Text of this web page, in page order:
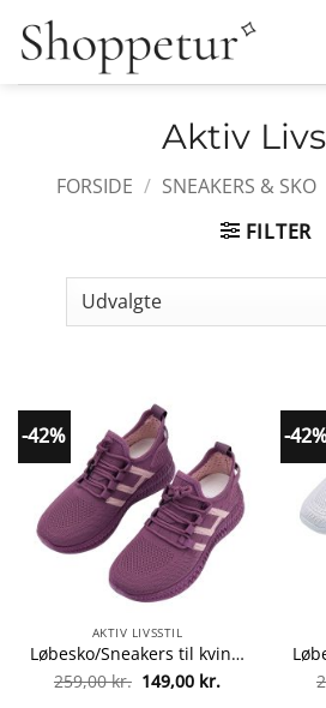
Fortsæt
Aktiv
FORSIDE / SNEAKERS & SKO
FILTER
-42%
AKTIV LIVSSTIL
Løbesko/Sneakers til kvinder, åndbare og med optimal støddæmpning – lilla –
259,00kr. Den
oprindelige
149,00 kr.Den
aktuelle
-